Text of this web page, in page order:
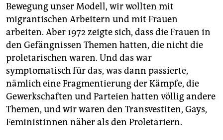
Bewegung unser Modell, wir wollten mit
migrantischen Arbeitern und mit Frauen
arbeiten. Aber 1972 zeigte sich, dass die Frauen in
den Gefängnissen Themen hatten, die nicht die
proletarischen waren. Und das war
symptomatisch für das, was dann passierte,
nämlich eine Fragmentierung der Kämpfe, die
Gewerkschaften und Parteien hatten völlig andere
Themen, und wir waren den Transvestiten, Gays,
Feministinnen näher als den Proletariern.